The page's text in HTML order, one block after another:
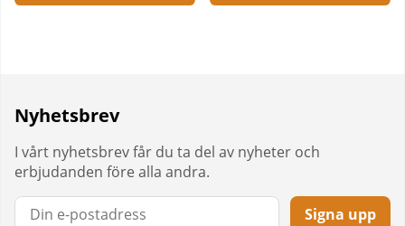
Nyhetsbrev
I vårt nyhetsbrev får du ta del av nyheter och
erbjudanden före alla andra.
Signa upp